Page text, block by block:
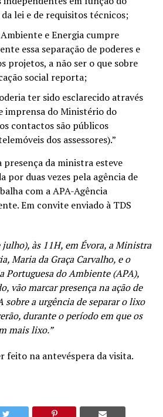
lei e de requisitos técnicos;
e Energia cumpre
essa separação de poderes e
projetos, a não ser o que sobre
social reporta;
ter sido esclarecido através
imprensa do Ministério do
contactos são públicos
dos assessores).”
presença da ministra esteve
por duas vezes pela agência de
com a APA-Agência
Em convite enviado à TDS
julho), às 11H, em Évora, a Ministra
Maria da Graça Carvalho, e o
Portuguesa do Ambiente (APA),
vão marcar presença na ação de
sobre a urgência de separar o lixo
durante o período em que os
mais lixo.”
feito na antevéspera da visita.